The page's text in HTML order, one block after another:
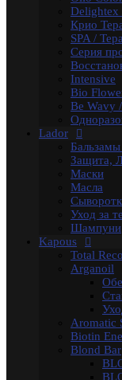
Brilliants
Caring
Glyoxy
Go-Wash
KAPOUS
Kapous
Для
Life
Delightex
Крио
SPA /
Серия
Intensive
Bio
Be Wavy
Lador
Защита,
Маски
Масла
Уход за
Шампуни
Kapous
Total
Arganoil
Aromatic
Biotin
Blond Bar